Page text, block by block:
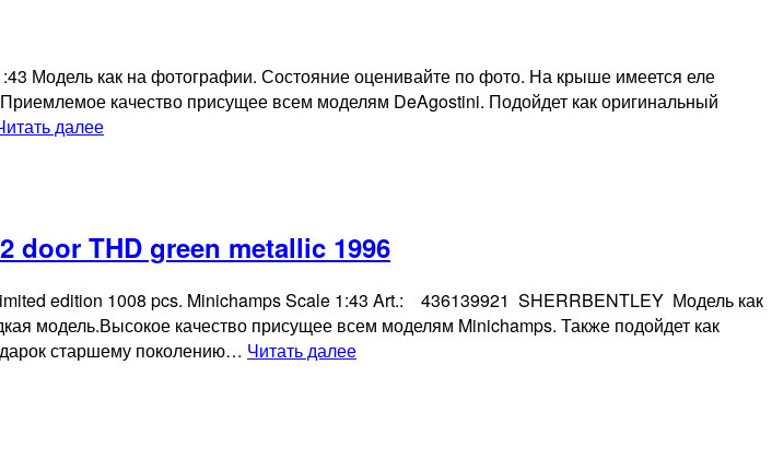
Модель как на фотографии. Состояние оценивайте по фото. На крыше имеется еле
качество присущее всем моделям DeAgostini. Подойдет как оригинальный
далееКоллекционная
1959
door THD green metallic 1996
edition 1008 pcs. Minichamps Scale 1:43 Art.: 436139921 SHERRBENTLEY Модель как
модель.Высокое качество присущее всем моделям Minichamps. Также подойдет как
старшему поколению… Читать далееКоллекционная